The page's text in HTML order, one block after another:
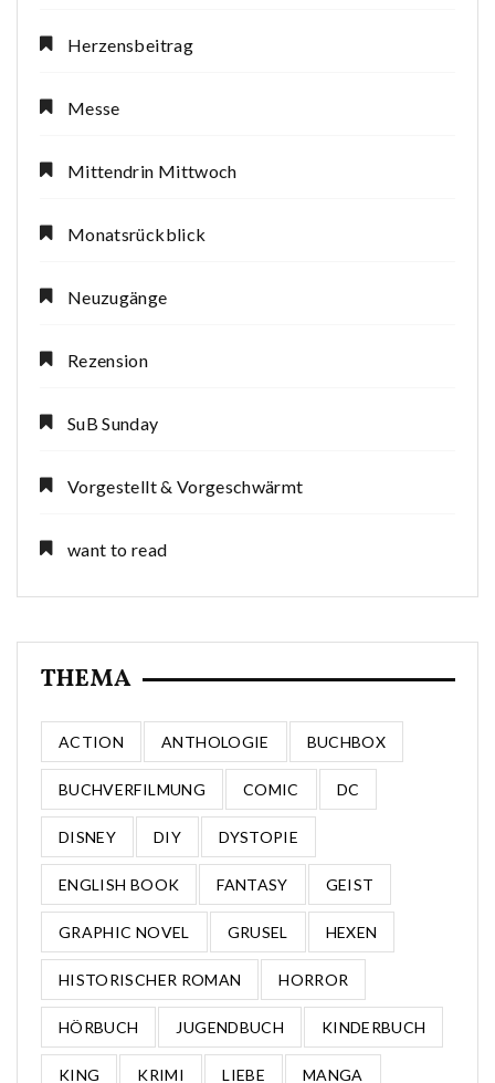
Herzensbeitrag
Messe
Mittendrin Mittwoch
Monatsrückblick
Neuzugänge
Rezension
SuB Sunday
Vorgestellt & Vorgeschwärmt
want to read
THEMA
ACTION ANTHOLOGIE BUCHBOX
BUCHVERFILMUNG COMIC DC
DISNEY DIY DYSTOPIE
ENGLISH BOOK FANTASY GEIST
GRAPHIC NOVEL GRUSEL HEXEN
HISTORISCHER ROMAN HORROR
HÖRBUCH JUGENDBUCH KINDERBUCH
KING KRIMI LIEBE MANGA